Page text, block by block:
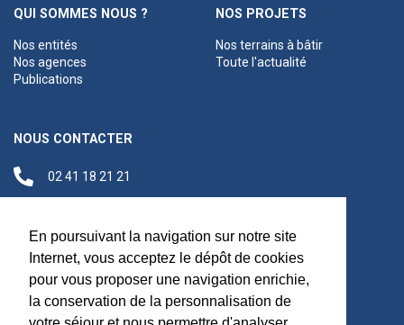
En poursuivant la navigation sur notre site
Internet, vous acceptez le dépôt de cookies
pour vous proposer une navigation enrichie,
la conservation de la personnalisation de
QUI SOMMES NOUS ?
Nos entités
Nos agences
Publications
NOS PROJETS
Nos terrains à bâtir
Toute l'actualité
NOUS CONTACTER
02 41 18 21 21
Siège social
Maréchal Foch,
49100 Angers